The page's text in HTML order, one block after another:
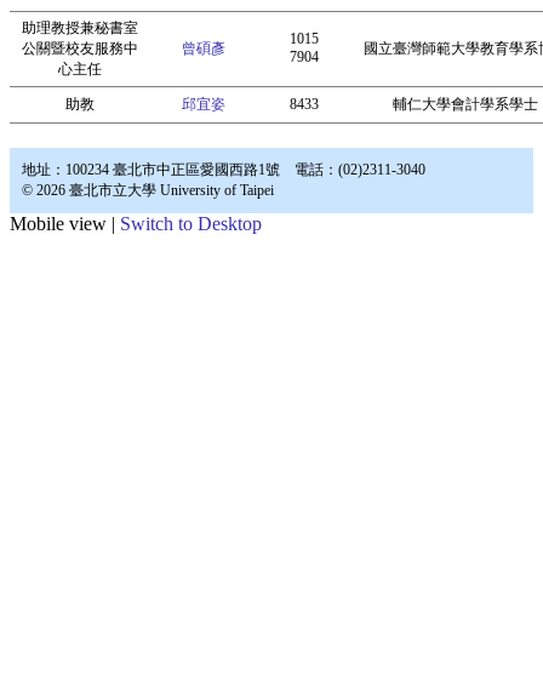
助理教授兼秘書室
公關暨校友服務中
心主任
曾碩彥
1015
7904
國立臺灣師範大學教育學系
助教 邱宜姿 8433 輔仁大學會計學系學士
地址：100234 臺北市中正區愛國西路1號 電話：(02)2311-3040
© 2026 臺北市立大學 University of Taipei
Mobile view | Switch to Desktop